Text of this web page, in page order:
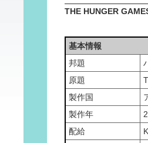
THE HUNGER
基本情報
邦題
原題
製作国
製作年
配給